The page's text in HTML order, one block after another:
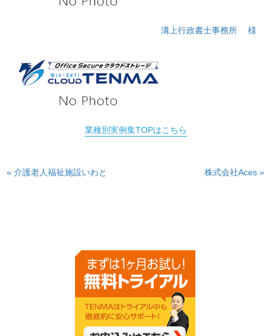
溝上行政書士事務所 様
業種別実例集TOPはこちら
« 介護老人福祉施設いわと 株式会社Aces »